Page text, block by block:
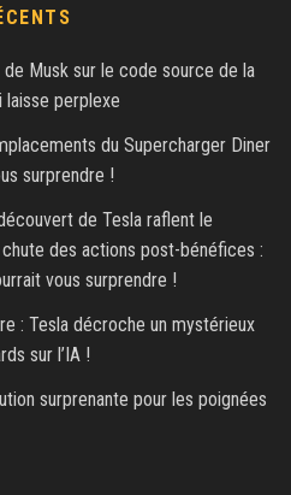
de Musk sur le code source de la
laisse perplexe
du Supercharger Diner
surprendre !
de Tesla raflent le
des actions post-bénéfices :
vous surprendre !
: Tesla décroche un mystérieux
sur l’IA !
surprenante pour les poignées